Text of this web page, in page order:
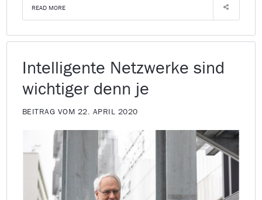
READ MORE
Intelligente Netzwerke sind
wichtiger denn je
BEITRAG VOM 22. APRIL 2020